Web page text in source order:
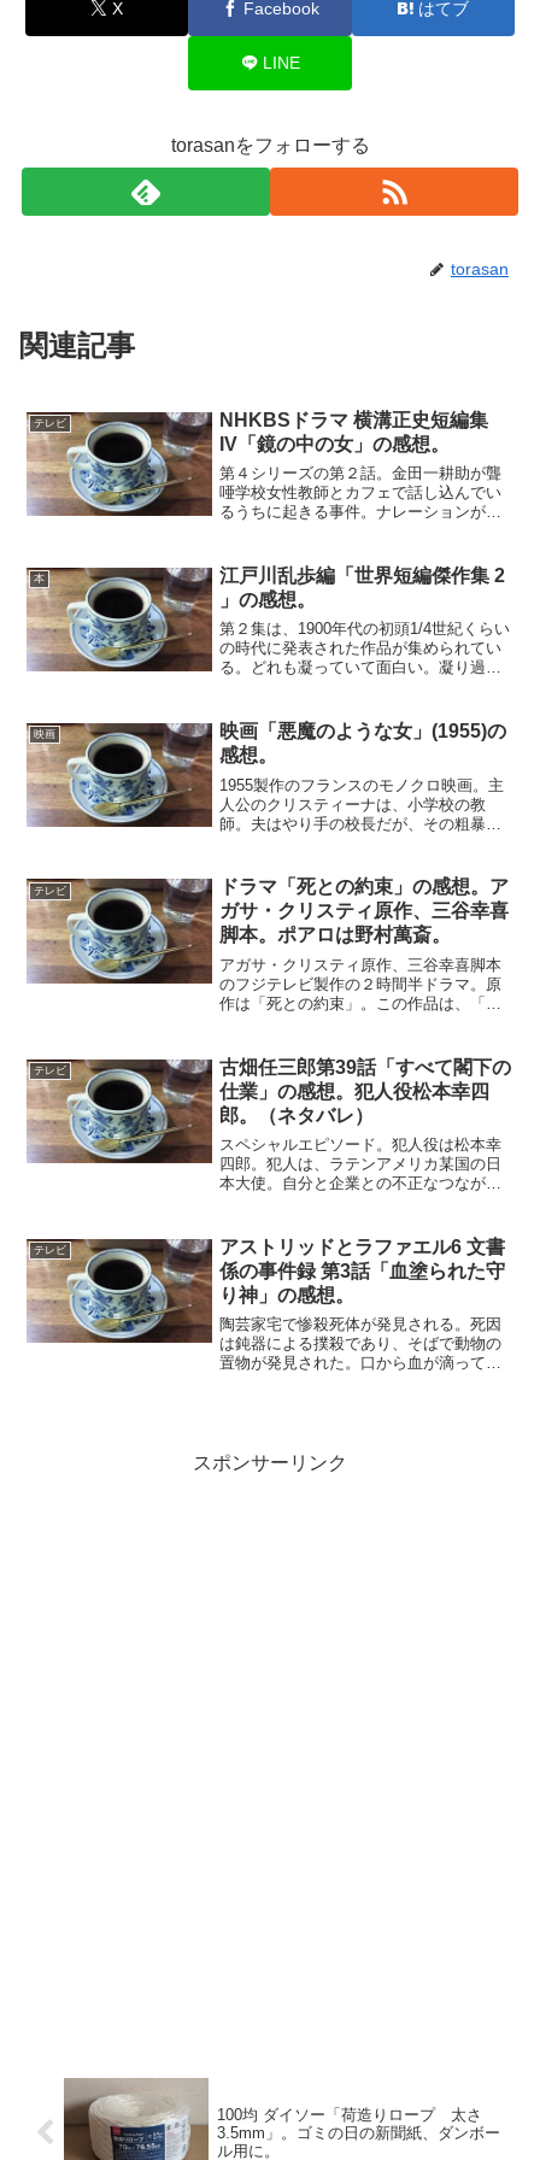
X Facebook はてブ
LINE
torasanをフォローする
torasan
関連記事
テレビ
NHKBSドラマ 横溝正史短編集
IV「鏡の中の女」の感想。
第４シリーズの第２話。金田一耕助が聾
唖学校女性教師とカフェで話し込んでい
るうちに起きる事件。ナレーションが多
キャストがその演技をする場面が多く、
まるで動画の紙芝居を見て...
本
江戸川乱歩編「世界短編傑作集 2
」の感想。
第２集は、1900年代の初頭1/4世紀くらい
の時代に発表された作品が集められてい
る。どれも凝っていて面白い。凝り過ぎ
ブロンズキー事件ブルックベンド荘の悲
劇「赤い絹の肩か...
映画
映画「悪魔のような女」(1955)の
感想。
1955製作のフランスのモノクロ映画。主
人公のクリスティーナは、小学校の教
師。夫はやり手の校長だが、その粗暴な
して、夫を殺害してプールに遺棄してし
まう。しかし、プールの...
テレビ
ドラマ「死との約束」の感想。ア
ガサ・クリスティ原作、三谷幸喜
脚本。ポアロは野村萬斎。
アガサ・クリスティ原作、三谷幸喜脚本
のフジテレビ製作の２時間半ドラマ。原
作は「死との約束」。この作品は、「オ
ズ第3作目になるそうだが、初めて観た。
原作の「死との約...
テレビ
古畑任三郎第39話「すべて閣下の
仕業」の感想。犯人役松本幸四
郎。（ネタバレ）
スペシャルエピソード。犯人役は松本幸
四郎。犯人は、ラテンアメリカ某国の日
本大使。自分と企業との不正なつながり
よる誘拐を装うが、偶然大使館を訪れて
いた古畑が捜査を開始する...
テレビ
アストリッドとラファエル6 文書
係の事件録 第3話「血塗られた守
り神」の感想。
陶芸家宅で惨殺死体が発見される。死因
は鈍器による撲殺であり、そばで動物の
置物が発見された。口から血が滴ってい
スポンサーリンク
100均 ダイソー「荷造りロープ 太さ
3.5mm」。ゴミの日の新聞紙、ダンボー
ル用に。